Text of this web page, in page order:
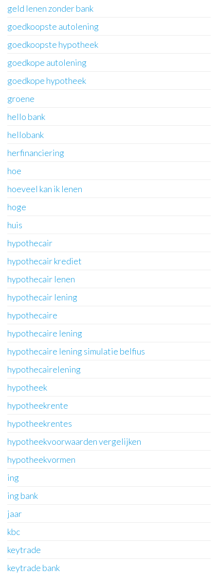
geld lenen zonder bank
goedkoopste autolening
goedkoopste hypotheek
goedkope autolening
goedkope hypotheek
groene
hello bank
hellobank
herfinanciering
hoe
hoeveel kan ik lenen
hoge
huis
hypothecair
hypothecair krediet
hypothecair lenen
hypothecair lening
hypothecaire
hypothecaire lening
hypothecaire lening simulatie belfius
hypothecairelening
hypotheek
hypotheekrente
hypotheekrentes
hypotheekvoorwaarden vergelijken
hypotheekvormen
ing
ing bank
jaar
kbc
keytrade
keytrade bank